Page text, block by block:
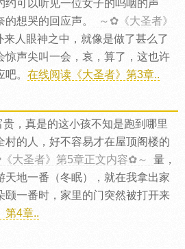
约可以听见一位女子的呜咽的声
想哭的回应声。
～✿《大圣者》
来人眼神之中，就像是做了甚么了
惊声尖叫一会，哀，算了，这也许
。 在线阅读《大圣者》第3章..
，真是的这小孩不知是跑到哪里
村的人，好不容易才在屋顶阁楼的
大圣者》第5章正文内容✿～
量，
天地一番（冬眠），就在我拿出家
颐一番时，家里的门突然被打开来
第4章..